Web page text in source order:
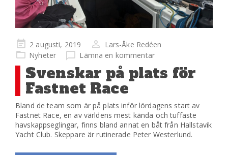
Publicerad
på
2 augusti, 2019
Lars-Åke Redéen
Nyheter
Lämna en kommentar
Svenskar på plats för
Fastnet Race
Bland de team som är på plats inför lördagens start av
Fastnet Race, en av världens mest kända och tuffaste
havskappseglingar, finns bland annat en båt från Hallstavik
Yacht Club. Skeppare är rutinerade Peter Westerlund.